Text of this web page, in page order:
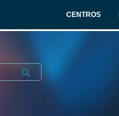
CENTROS
Submit